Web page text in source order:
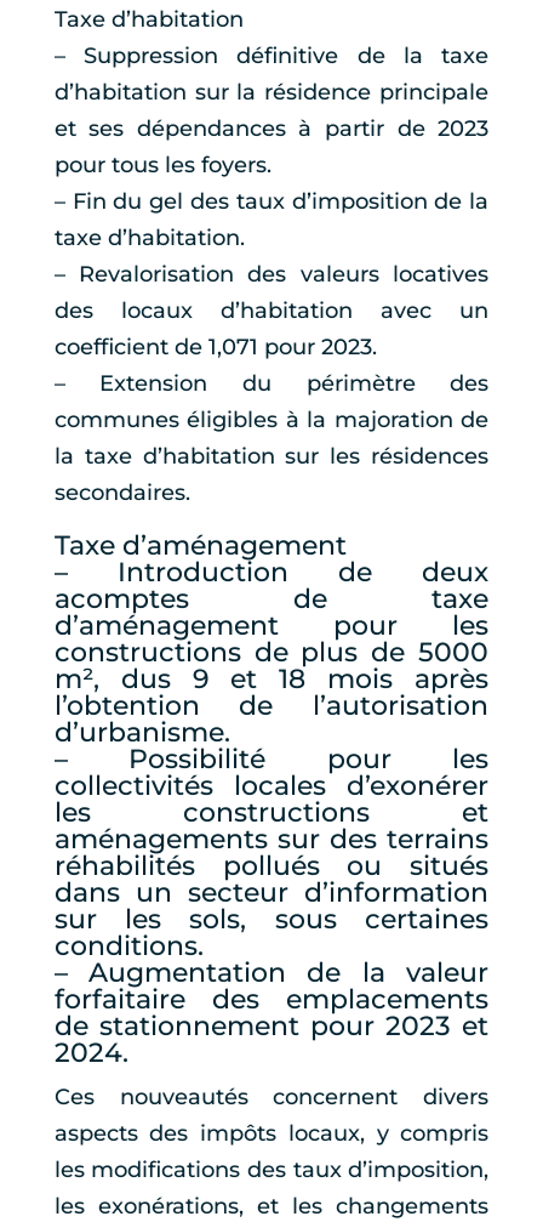
Taxe d’habitation
– Suppression définitive de la taxe
d’habitation sur la résidence principale
et ses dépendances à partir de 2023
pour tous les foyers.
– Fin du gel des taux d’imposition de la
taxe d’habitation.
– Revalorisation des valeurs locatives
des locaux d’habitation avec un
coefficient de 1,071 pour 2023.
– Extension du périmètre des
communes éligibles à la majoration de
la taxe d’habitation sur les résidences
secondaires.
Taxe d’aménagement
– Introduction de deux
acomptes de taxe
d’aménagement pour les
constructions de plus de 5000
m², dus 9 et 18 mois après
l’obtention de l’autorisation
d’urbanisme.
– Possibilité pour les
collectivités locales d’exonérer
les constructions et
aménagements sur des terrains
réhabilités pollués ou situés
dans un secteur d’information
sur les sols, sous certaines
conditions.
– Augmentation de la valeur
forfaitaire des emplacements
de stationnement pour 2023 et
2024.
Ces nouveautés concernent divers
aspects des impôts locaux, y compris
les modifications des taux d’imposition,
les exonérations, et les changements